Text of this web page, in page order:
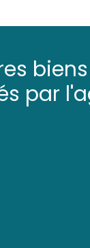
biens
par